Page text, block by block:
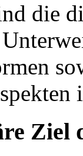
die
Ziel